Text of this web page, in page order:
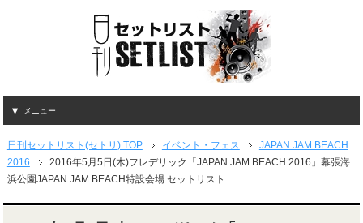
メニュー
日刊セットリスト(セトリ) TOP イベント・フェス
JAPAN JAM BEACH
2016
2016年5月5日(木)フレデリック「JAPAN JAM BEACH 2016」幕張海
浜公園JAPAN JAM BEACH特設会場 セットリスト